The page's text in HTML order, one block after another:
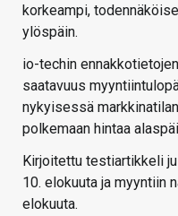
korkeampi,
ylöspäin.
io-techin
saatavuus
nykyisessä
polkemaan hintaa
Kirjoitettu testiartikkeli
10. elokuuta ja myyntiin
elokuuta.